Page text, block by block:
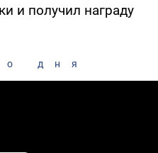
и получил награду
дня